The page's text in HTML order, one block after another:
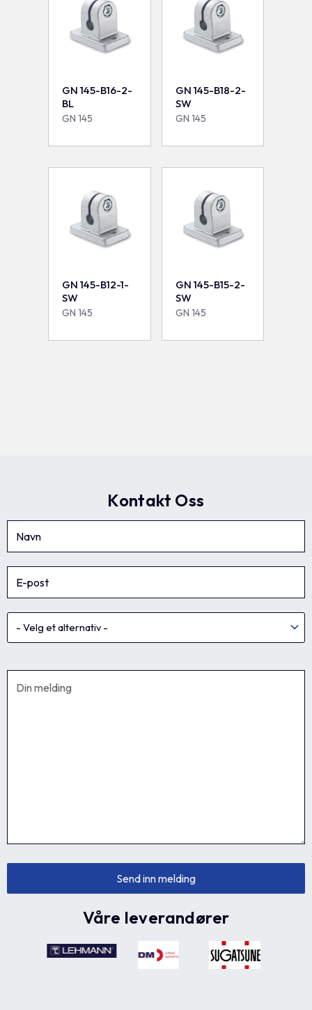
GN 145-B16-2-
BL
GN 145
GN 145-B18-2-
SW
GN 145
GN 145-B12-1-
SW
GN 145
GN 145-B15-2-
SW
GN 145
Kontakt Oss
Våre leverandører